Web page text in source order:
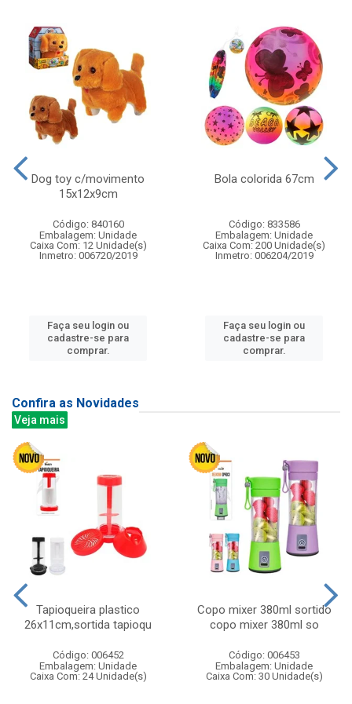
Dog toy c/movimento
15x12x9cm
Código: 840160
Embalagem: Unidade
Caixa Com: 12 Unidade(s)
Inmetro: 006720/2019
Faça seu login ou
cadastre-se para
comprar.
Bola colorida 67cm
Código: 833586
Embalagem: Unidade
Caixa Com: 200 Unidade(s)
Inmetro: 006204/2019
Faça seu login ou
cadastre-se para
comprar.
Confira as Novidades
Veja mais
Tapioqueira plastico
26x11cm,sortida tapioqu
Código: 006452
Embalagem: Unidade
Caixa Com: 24 Unidade(s)
Copo mixer 380ml sortido
copo mixer 380ml so
Código: 006453
Embalagem: Unidade
Caixa Com: 30 Unidade(s)